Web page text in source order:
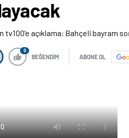
0
BEĞENDİM ABONE OL